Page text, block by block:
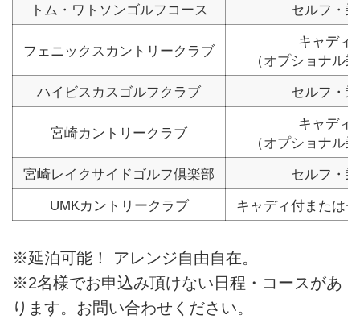
トム・ワトソンゴルフコース
セルフ・
フェニックスカントリークラブ
キャディ
（オプショナル
ハイビスカスゴルフクラブ
セルフ・
宮崎カントリークラブ
キャディ
（オプショナル
宮崎レイクサイドゴルフ倶楽部
セルフ・
UMKカントリークラブ
キャディ付または
※延泊可能！ アレンジ自由自在。
※2名様でお申込み頂けない日程・コースがあ
ります。お問い合わせください。